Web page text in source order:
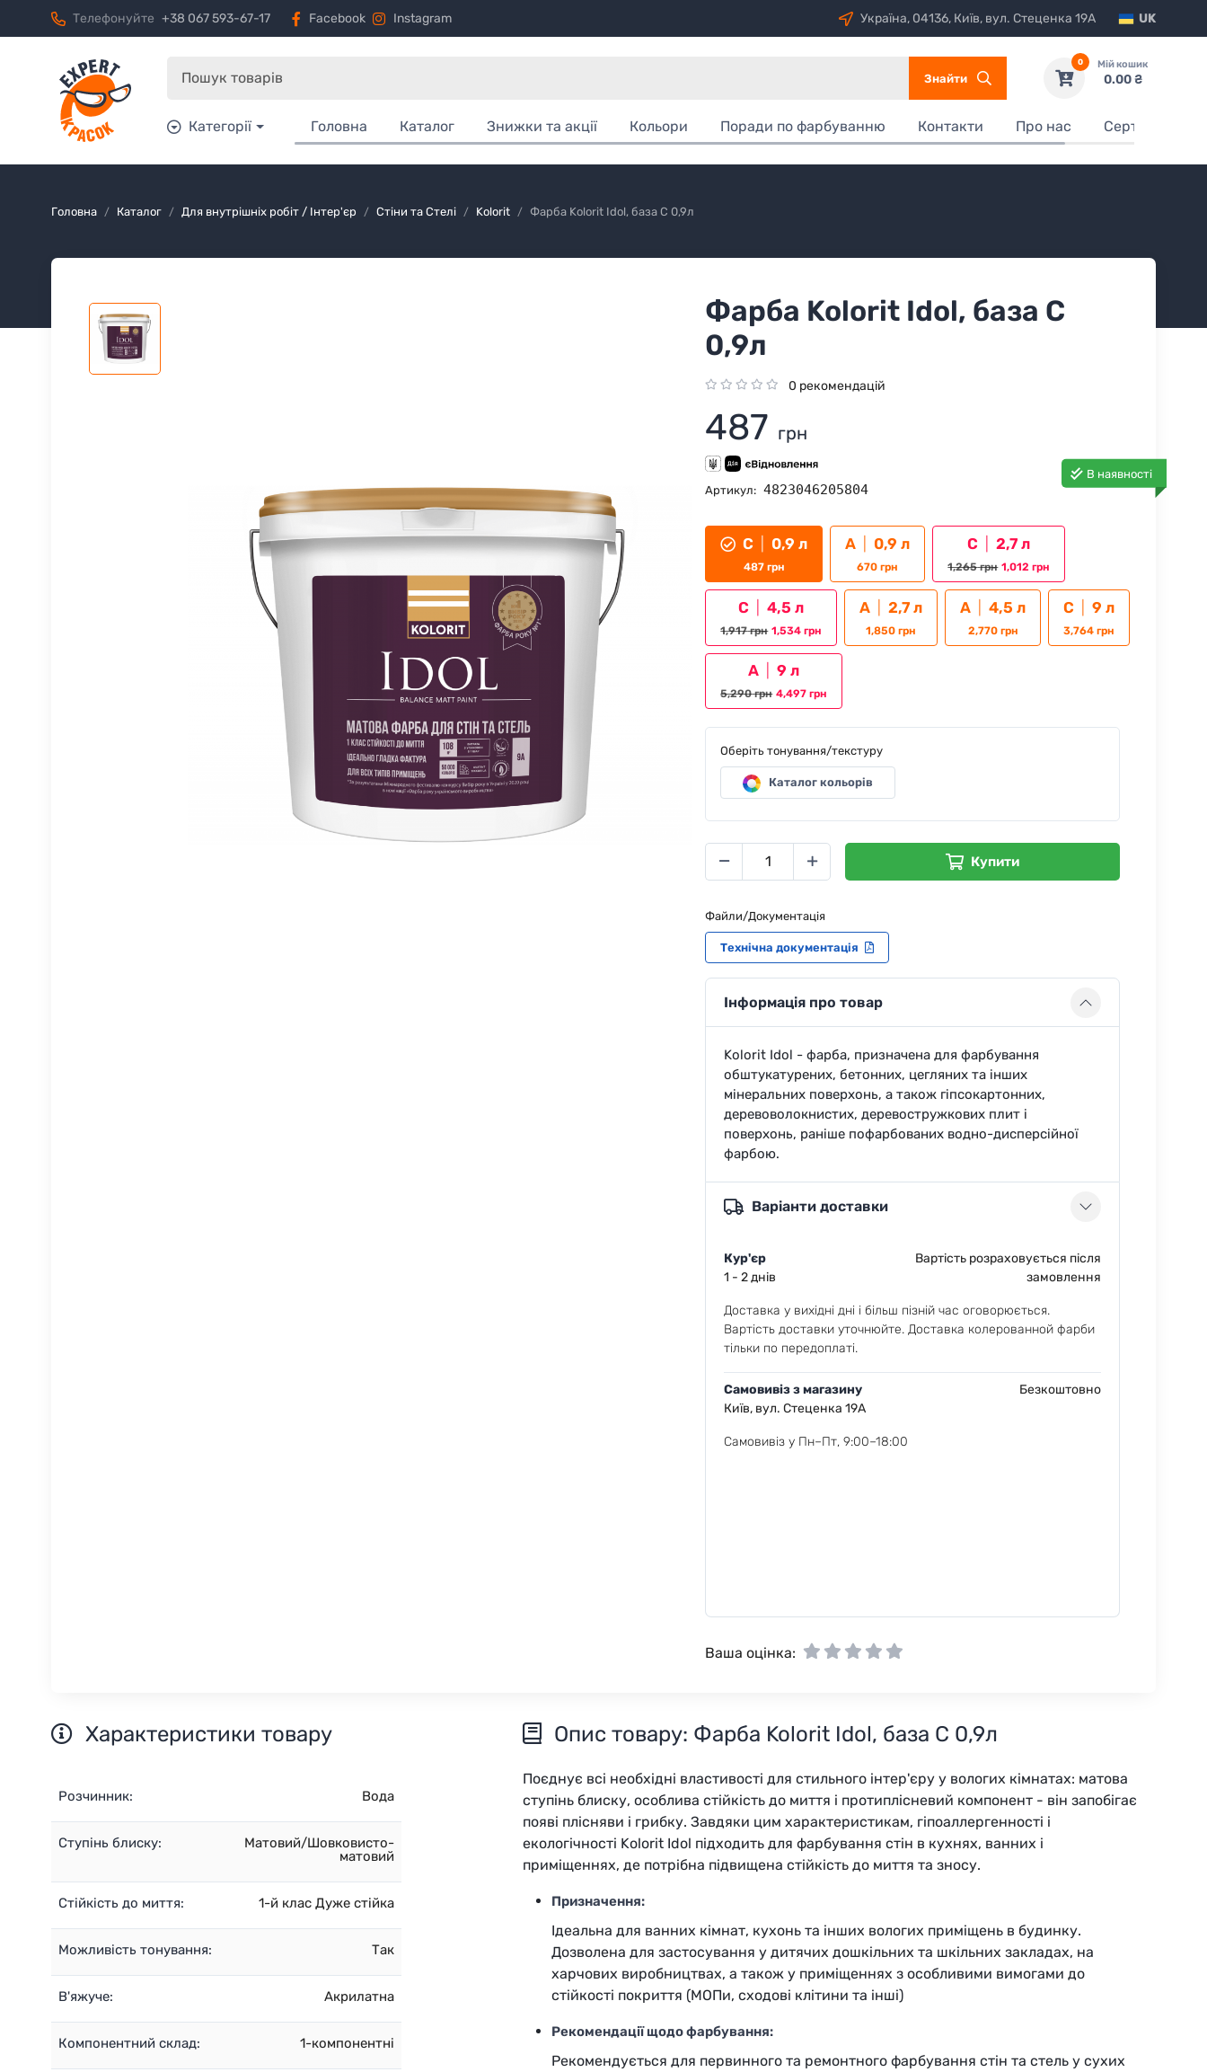
Телефонуйте +38 067 593-67-17 Facebook Instagram Україна, 04136, Київ, вул. Стеценка 19А UK
Знайти
0 Мій кошик
0.00 ₴
Категорії Головна Каталог Знижки та акції Кольори Поради по фарбуванню Контакти Про нас Сертифікати
Головна Каталог Для внутрішніх робіт / Інтер'єр Стіни та Стелі Kolorit Фарба Kolorit Idol, база С 0,9л
Фарба Kolorit Idol, база С
0,9л
0 рекомендацій
487 грн
Артикул: 4823046205804
В наявності
С 0,9 л
487 грн
А 0,9 л
670 грн
С 2,7 л
1,265 грн 1,012 грн
С 4,5 л
1,917 грн 1,534 грн
А 2,7 л
1,850 грн
А 4,5 л
2,770 грн
С 9 л
3,764 грн
А 9 л
5,290 грн 4,497 грн
Оберіть тонування/текстуру
Каталог кольорів
Купити
Файли/Документація
Технічна документація
Інформація про товар
Kolorit Idol - фарба, призначена для фарбування
обштукатурених, бетонних, цегляних та інших
мінеральних поверхонь, а також гіпсокартонних,
деревоволокнистих, деревостружкових плит і
поверхонь, раніше пофарбованих водно-дисперсійної
фарбою.
Варіанти доставки
Кур'єр
1 - 2 днів
Вартість розраховується після
замовлення
Доставка у вихідні дні і більш пізній час оговорюється.
Вартість доставки уточнюйте. Доставка колерованной фарби
тільки по передоплаті.
Самовивіз з магазину
Київ, вул. Стеценка 19А
Безкоштовно
Самовивіз у Пн–Пт, 9:00–18:00
Ваша оцінка:
Характеристики товару
Розчинник: Вода
Ступінь блиску:
Матовий/Шовковисто-
матовий
Стійкість до миття: 1-й клас Дуже стійка
Можливість тонування: Так
В'яжуче: Акрилатна
Компонентний склад: 1-компонентні
Опис товару: Фарба Kolorit Idol, база С 0,9л
Поєднує всі необхідні властивості для стильного інтер'єру у вологих кімнатах: матова
ступінь блиску, особлива стійкість до миття і протиплісневий компонент - він запобігає
появі плісняви і грибку. Завдяки цим характеристикам, гіпоаллергенності і
екологічності Kolorit Idol підходить для фарбування стін в кухнях, ванних і
приміщеннях, де потрібна підвищена стійкість до миття та зносу.
Призначення:
Ідеальна для ванних кімнат, кухонь та інших вологих приміщень в будинку.
Дозволена для застосування у дитячих дошкільних та шкільних закладах, на
харчових виробництвах, а також у приміщеннях з особливими вимогами до
стійкості покриття (МОПи, сходові клітини та інші)
Рекомендації щодо фарбування:
Рекомендується для первинного та ремонтного фарбування стін та стель у сухих